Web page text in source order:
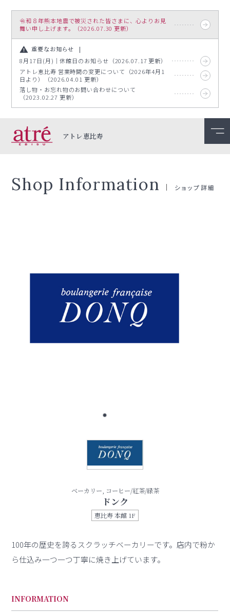
令和８年熊本地震で被災された皆さまに、心よりお見
舞い申し上げます。（2026.07.30 更新）
重要なお知らせ
8月17日(月)｜休館日のお知らせ（2026.07.17 更新）
アトレ恵比寿 営業時間の変更について（2026年4月1
日より）（2026.04.01 更新）
落し物・お忘れ物のお問い合わせについて
（2023.02.27 更新）
アトレ恵比寿
Shop Information ショップ詳細
ベーカリー, コーヒー/紅茶/緑茶
ドンク
恵比寿 本館 1F
100年の歴史を誇るスクラッチベーカリーです。店内で粉か
ら仕込み一つ一つ丁寧に焼き上げています。
INFORMATION